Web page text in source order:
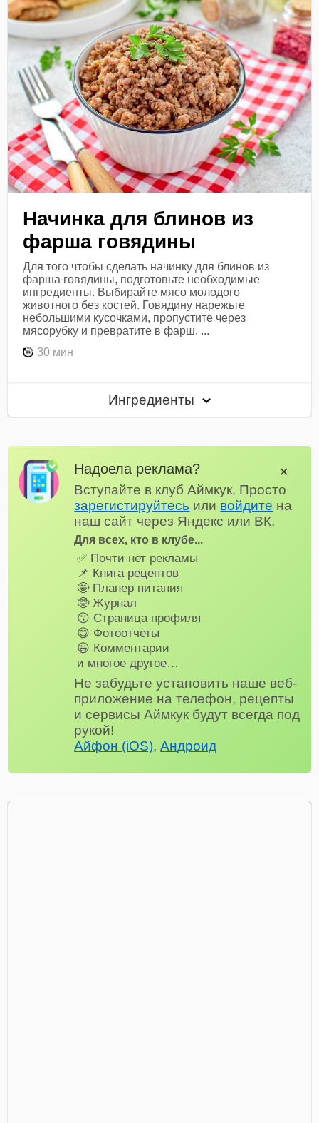
Начинка для блинов из
фарша говядины
Для того чтобы сделать начинку для блинов из
фарша говядины, подготовьте необходимые
ингредиенты. Выбирайте мясо молодого
животного без костей. Говядину нарежьте
небольшими кусочками, пропустите через
мясорубку и превратите в фарш. ...
30 мин
Ингредиенты
Надоела реклама?
Вступайте в клуб Аймкук. Просто
зарегистируйтесь или войдите на
наш сайт через Яндекс или ВК.
Для всех, кто в клубе...
✅ Почти нет рекламы
📌 Книга рецептов
🤩 Планер питания
🤓 Журнал
😗 Страница профиля
😋 Фотоотчеты
😃 Комментарии
и многое другое…
Не забудьте установить наше веб-
приложение на телефон, рецепты
и сервисы Аймкук будут всегда под
рукой!
Айфон (iOS),Андроид
✕